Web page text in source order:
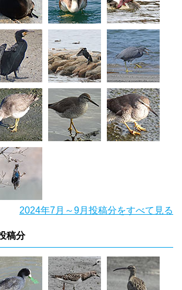
2024年7月～9月投稿分をすべて見る
稿分